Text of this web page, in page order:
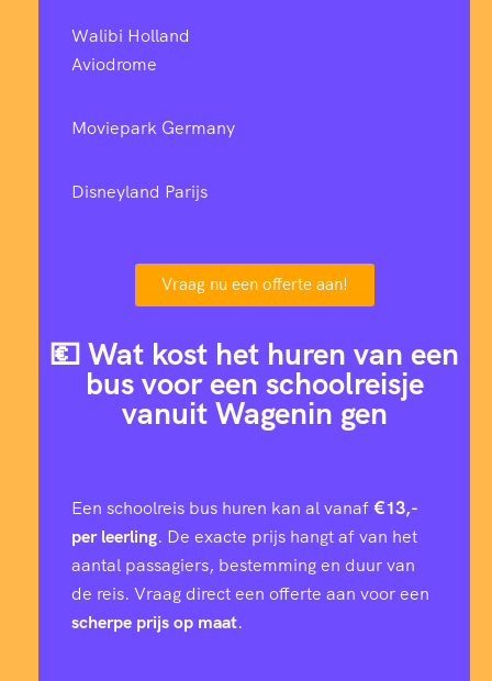
Walibi Holland
Aviodrome
Moviepark Germany
Disneyland Parijs
Vraag nu een offerte aan!
💶 Wat kost het huren van een
bus voor een schoolreisje
vanuit Wagenin gen
Een schoolreis bus huren kan al vanaf€13,-
per leerling. De exacte prijs hangt af van het
aantal passagiers, bestemming en duur van
de reis. Vraag direct een offerte aan voor een
scherpe prijs op maat.